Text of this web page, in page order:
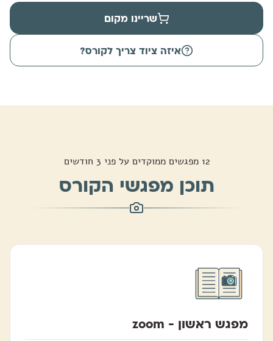
שריינו מקום
איזה ציוד צריך לקורס?
12 מפגשים ממוקדים על פני 3 חודשים
תוכן מפגשי הקורס
מפגש ראשון - zoom